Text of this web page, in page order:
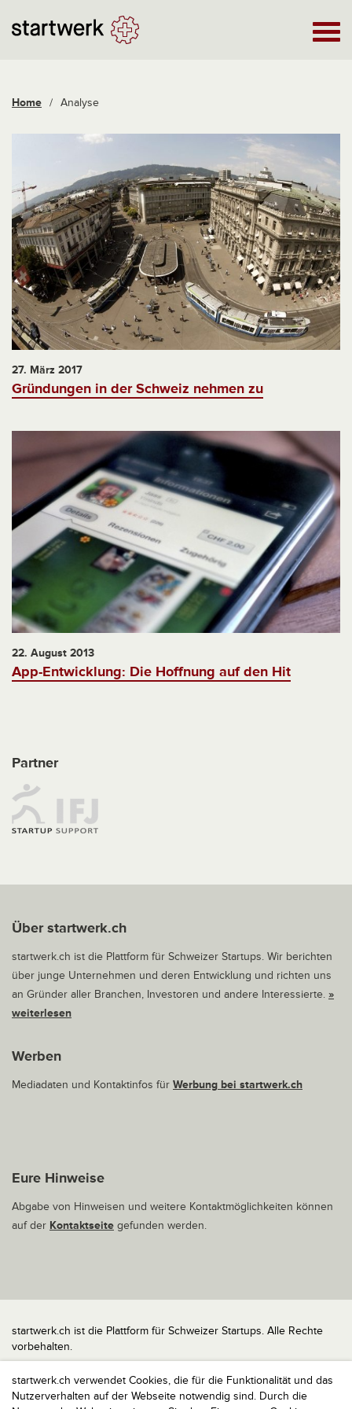
startwerk.ch verwendet Cookies, die für die Funktionalität und das
Nutzerverhalten auf der Webseite notwendig sind. Durch die
Home / Analyse
27. März 2017
Gründungen in der Schweiz nehmen zu
22. August 2013
App-Entwicklung: Die Hoffnung auf den Hit
Partner
Über startwerk.ch
startwerk.ch ist die Plattform für Schweizer Startups. Wir berichten
über junge Unternehmen und deren Entwicklung und richten uns
an Gründer aller Branchen, Investoren und andere Interessierte. »
weiterlesen
Werben
Mediadaten und Kontaktinfos für Werbung bei startwerk.ch
Eure Hinweise
Abgabe von Hinweisen und weitere Kontaktmöglichkeiten können
auf der Kontaktseite gefunden werden.
startwerk.ch ist die Plattform für Schweizer Startups. Alle Rechte
vorbehalten.
Impressum
Kontakt